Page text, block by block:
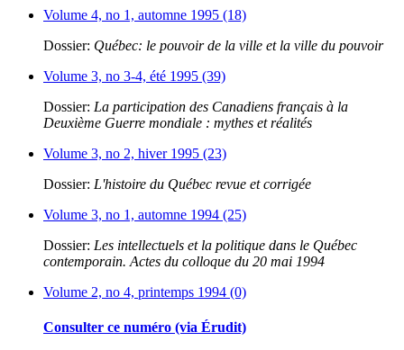
Volume 4, no 1, automne 1995 (18)
Dossier: Québec: le pouvoir de la ville et la ville du pouvoir
Volume 3, no 3-4, été 1995 (39)
Dossier: La participation des Canadiens français à la
Deuxième Guerre mondiale : mythes et réalités
Volume 3, no 2, hiver 1995 (23)
Dossier: L'histoire du Québec revue et corrigée
Volume 3, no 1, automne 1994 (25)
Dossier: Les intellectuels et la politique dans le Québec
contemporain. Actes du colloque du 20 mai 1994
Volume 2, no 4, printemps 1994 (0)
Consulter ce numéro (via Érudit)